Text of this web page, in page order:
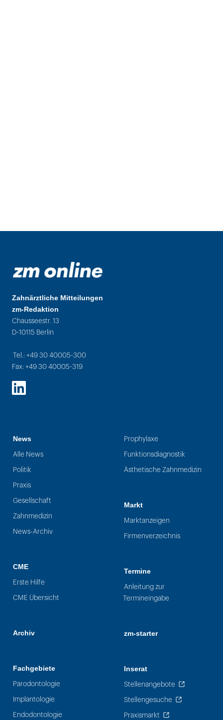
Zahnärztliche Mitteilungen
zm-Redaktion
Chausseestr. 13
D-10115 Berlin
Tel.: +49 30 40005-300
Fax: +49 30 40005-319
LinkedIn
News
Alle News
Politik
Praxis
Gesellschaft
Zahnmedizin
News-Archiv
CME
Erste Hilfe
CME Übersicht
Archiv
Fachgebiete
Parodontologie
Implantologie
Endodontologie
Prophylaxe
Funktionsdiagnostik
Ästhetische Zahnmedizin
Markt
Marktanzeigen
Firmenverzeichnis
Termine
Anleitung zur
Termineingabe
zm-starter
Inserat
Stellenangebote
Stellengesuche
Praxismarkt